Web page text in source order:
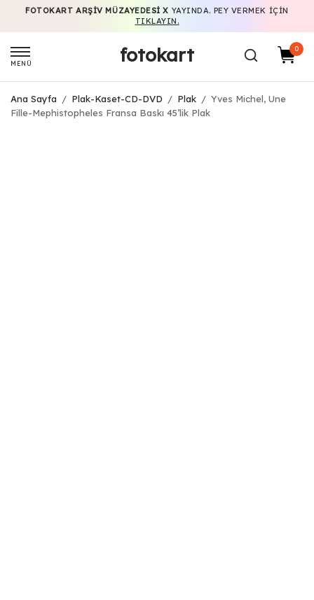
FOTOKART ARŞIV MÜZAYEDESI X YAYINDA. PEY VERMEK IÇIN
TIKLAYIN.
MENÜ fotokart 0
Ana Sayfa / Plak-Kaset-CD-DVD / Plak / Yves Michel, Une
Fille-Mephistopheles Fransa Baskı 45’lik Plak